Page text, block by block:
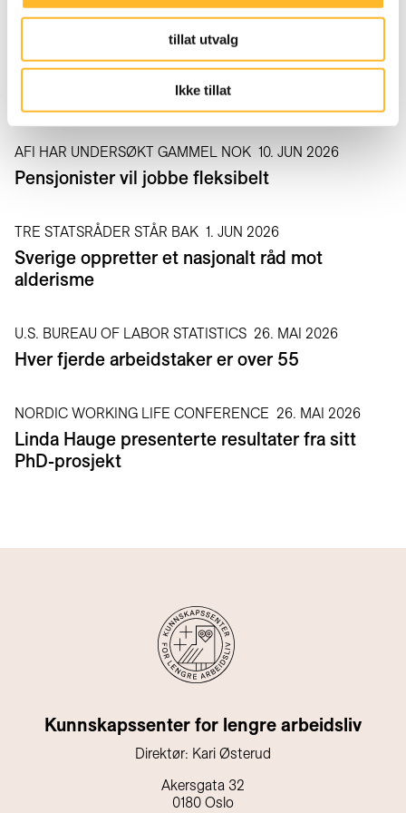
tillat utvalg
Ikke tillat
Relaterte artikler
SPØRREUNDERSØKELSE FRA NTNU11. JUN 2026
Hvordan bruker du KI på jobb?
AFI HAR UNDERSØKT GAMMEL NOK 10. JUN 2026
Pensjonister vil jobbe fleksibelt
TRE STATSRÅDER STÅR BAK 1. JUN 2026
Sverige oppretter et nasjonalt råd mot
alderisme
U.S. BUREAU OF LABOR STATISTICS 26. MAI 2026
Hver fjerde arbeidstaker er over 55
NORDIC WORKING LIFE CONFERENCE 26. MAI 2026
Linda Hauge presenterte resultater fra sitt
PhD-prosjekt
Kunnskapssenter for lengre arbeidsliv
Direktør: Kari Østerud
Akersgata 32
0180 Oslo